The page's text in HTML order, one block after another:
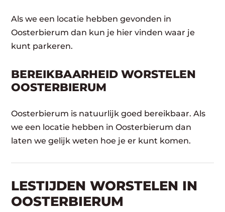
Als we een locatie hebben gevonden in
Oosterbierum dan kun je hier vinden waar je
kunt parkeren.
BEREIKBAARHEID WORSTELEN
OOSTERBIERUM
Oosterbierum is natuurlijk goed bereikbaar. Als
we een locatie hebben in Oosterbierum dan
laten we gelijk weten hoe je er kunt komen.
LESTIJDEN WORSTELEN IN
OOSTERBIERUM